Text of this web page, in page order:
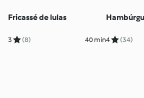
Fricassé de lulas
3 (8) 40 min4 (34)